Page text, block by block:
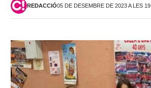
REDACCIÓ05 DE DESEMBRE DE 2023 A LES